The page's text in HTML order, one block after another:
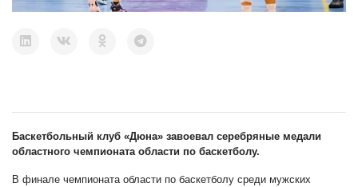
Баскетбольный клуб «Дюна» завоевал серебряные медали
областного чемпионата области по баскетболу.
В финале чемпионата области по баскетболу среди мужских